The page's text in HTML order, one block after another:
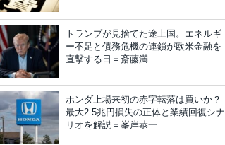
トランプが見捨てた途上国。エネルギ
ー不足と債務危機の連鎖が欧米金融を
直撃する日＝斎藤満
ホンダ上場来初の赤字転落は買いか？
最大2.5兆円損失の正体と業績回復シナ
リオを解説＝峯岸恭一